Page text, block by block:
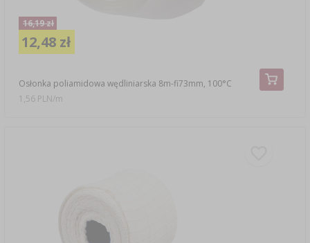
Osłonka poliamidowa wędliniarska 8m-fi73mm, 100°C
16,19 zł
12,48 zł
1,56 PLN/m